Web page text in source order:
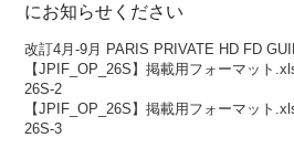
にお知らせください
改訂4月-9月 PARIS PRIVATE HD FD
【JPIF_OP_26S】掲載用フォーマット
26S-2
【JPIF_OP_26S】掲載用フォーマット
26S-3